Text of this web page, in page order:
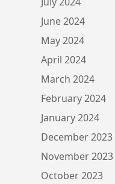
June 2024
May 2024
April 2024
March 2024
February 2024
January 2024
December 2023
November 2023
October 2023